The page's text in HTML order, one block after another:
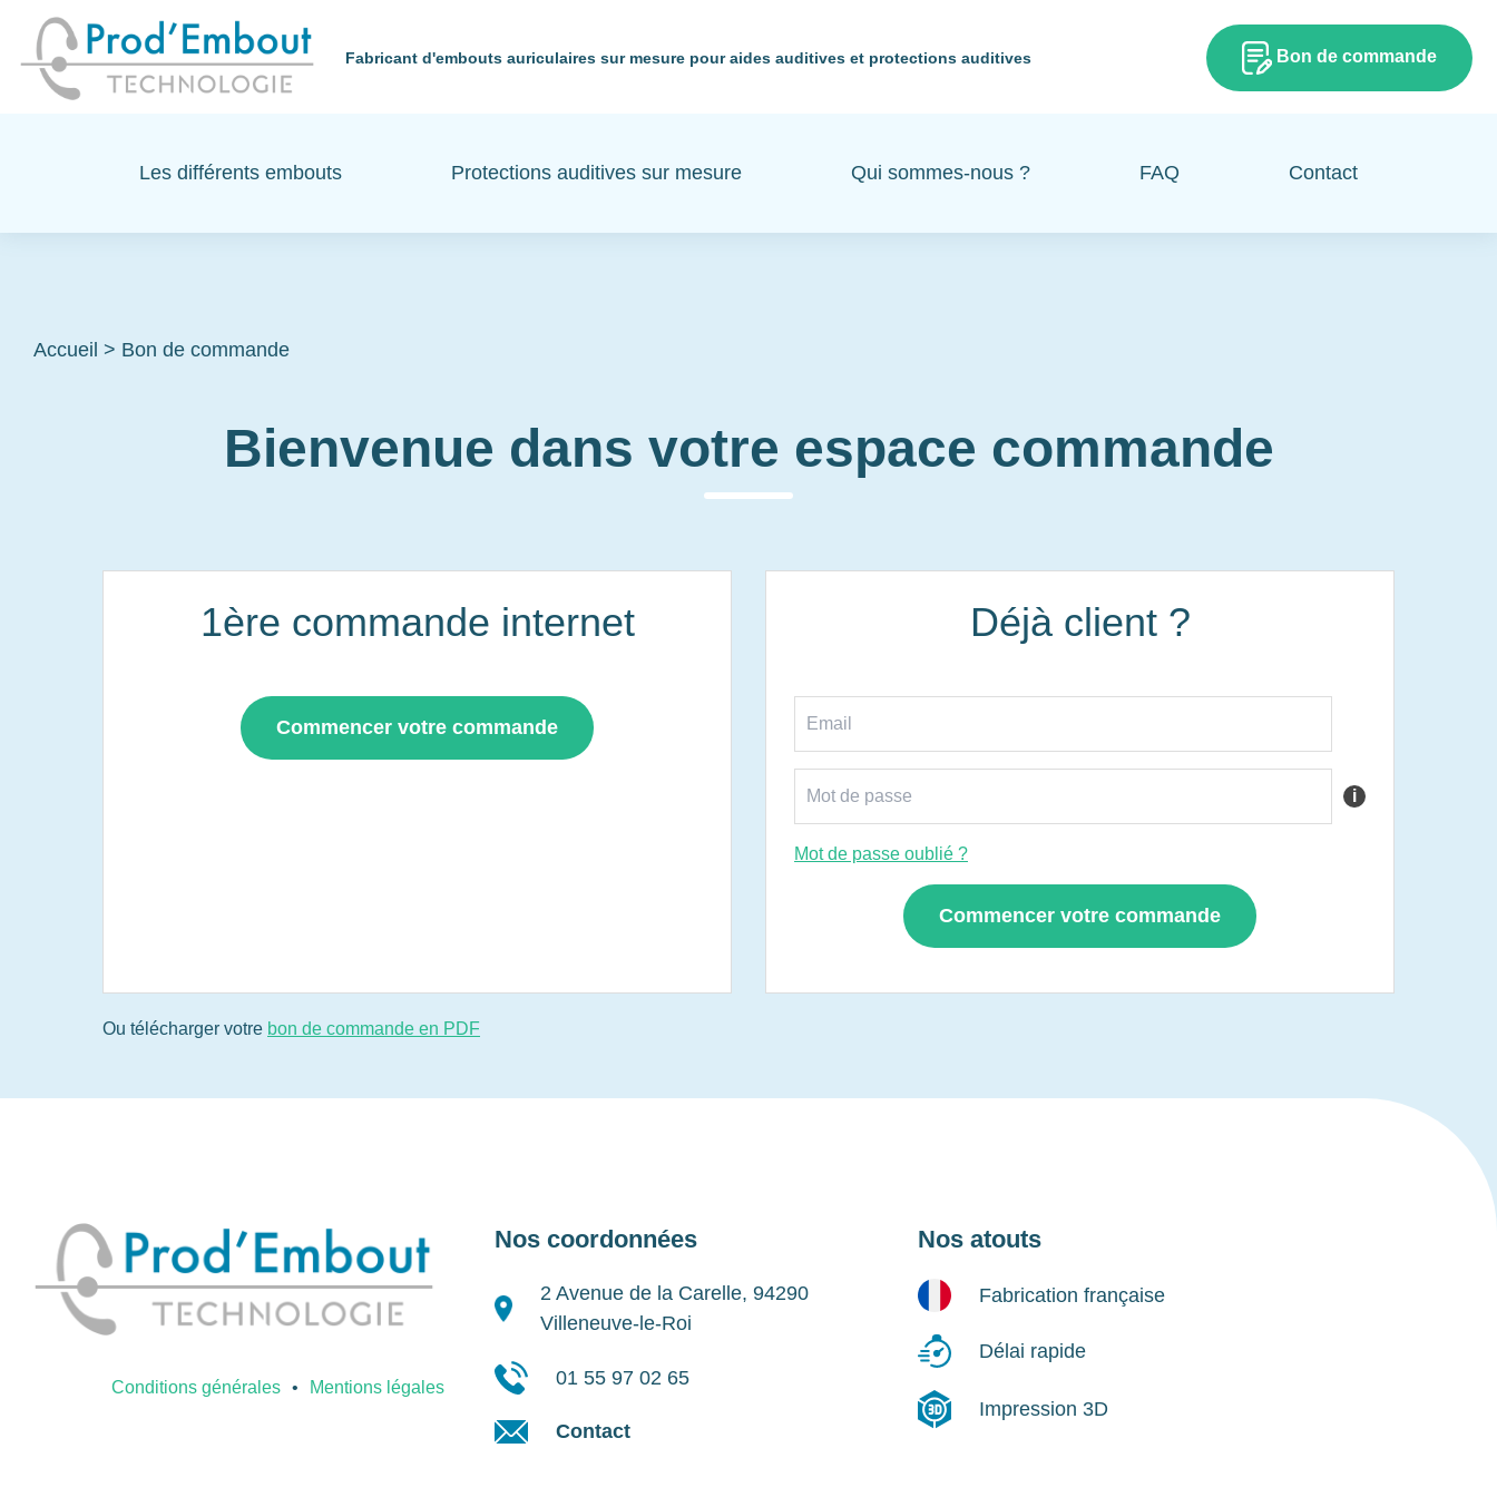
Fabricant d'embouts auriculaires sur mesure pour aides auditives et protections auditives Bon de commande
Les différents embouts Protections auditives sur mesure Qui sommes-nous ? FAQ Contact
Accueil > Bon de commande
Bienvenue dans votre espace commande
1ère commande internet
Commencer votre commande
Déjà client ?
i
Mot de passe oublié ?
Ou télécharger votre bon de commande en PDF
Conditions générales Mentions légales
Nos coordonnées
2 Avenue de la Carelle, 94290
Villeneuve-le-Roi
01 55 97 02 65
Contact
Nos atouts
Fabrication française
Délai rapide
Impression 3D